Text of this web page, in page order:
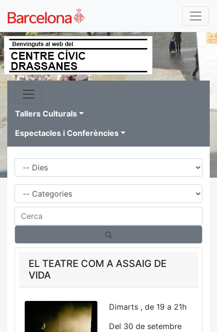
Tallers Culturals
Espectacles i Conferències
Dies
Família
Cerca
EL TEATRE COM A ASSAIG DE
VIDA
Dimarts , de 19 a 21h
Del 30 de setembre